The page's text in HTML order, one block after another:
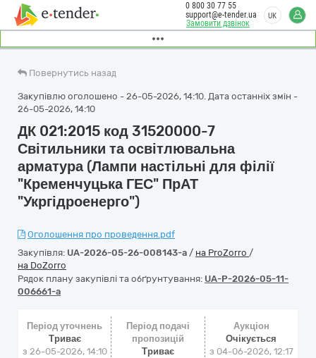
Замовити дзвінок
0 800 30 77 55
support@e-tender.ua
UK
Повернутись назад
Закупівлю оголошено - 26-05-2026, 14:10. Дата останніх змін -
26-05-2026, 14:10
ДК 021:2015 код 31520000-7
Світильники та освітлювальна
арматура (Лампи настільні для філії
"Кременчуцька ГЕС" ПрАТ
"Укргідроенерго")
Оголошення про проведення.pdf
Закупівля: UA-2026-05-26-008143-a / на ProZorro /
на DoZorro
Рядок плану закупівлі та обґрунтування: UA-P-2026-05-11-
006661-a
Період уточнень
Триває
з 26-05-2026, 14:10
Період подачі
пропозицій
Триває
Аукціон
Очікується
з 04-06-2026, 12:17